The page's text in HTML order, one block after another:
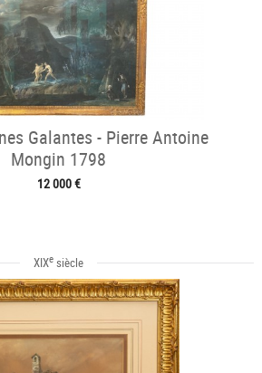
Galantes - Pierre Antoine
Mongin 1798
12 000 €
XIXe siècle